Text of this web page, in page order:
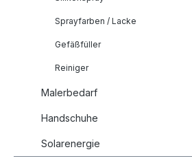
Sprayfarben / Lacke
Gefäßfüller
Reiniger
Malerbedarf
Handschuhe
Solarenergie